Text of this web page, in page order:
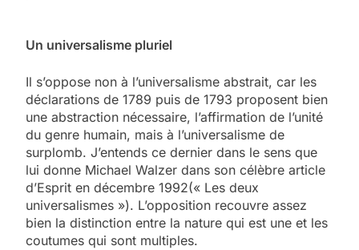
Un universalisme pluriel
Il s’oppose non à l’universalisme abstrait, car les
déclarations de 1789 puis de 1793 proposent bien
une abstraction nécessaire, l’affirmation de l’unité
du genre humain, mais à l’universalisme de
surplomb. J’entends ce dernier dans le sens que
lui donne Michael Walzer dans son célèbre article
d’Esprit en décembre 1992(« Les deux
universalismes »). L’opposition recouvre assez
bien la distinction entre la nature qui est une et les
coutumes qui sont multiples.